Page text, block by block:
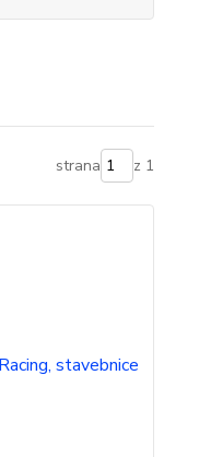
strana z 1